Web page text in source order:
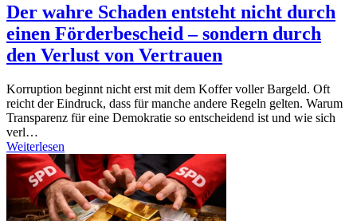
Der wahre Schaden entsteht nicht durch
einen Förderbescheid – sondern durch
den Verlust von Vertrauen
Korruption beginnt nicht erst mit dem Koffer voller Bargeld. Oft
reicht der Eindruck, dass für manche andere Regeln gelten. Warum
Transparenz für eine Demokratie so entscheidend ist und wie sich
verl…
Weiterlesen